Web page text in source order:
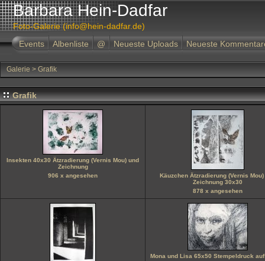
Barbara Hein-Dadfar
Foto-Galerie (info@hein-dadfar.de)
Events
Albenliste @ Neueste Uploads Neueste
Galerie > Grafik
Grafik
Insekten 40x30 Ätzradierung (Vernis Mou) und
Zeichnung
906 x angesehen
Käuzchen Ätzradierung (Vernis Mou)
Zeichnung 30x30
878 x angesehen
Mona und Lisa 65x50 Stempeldruck